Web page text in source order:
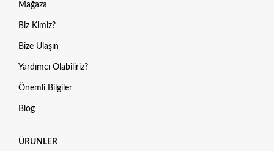
Mağaza
Biz Kimiz?
Bize Ulaşın
Yardımcı Olabiliriz?
Önemli Bilgiler
Blog
ÜRÜNLER